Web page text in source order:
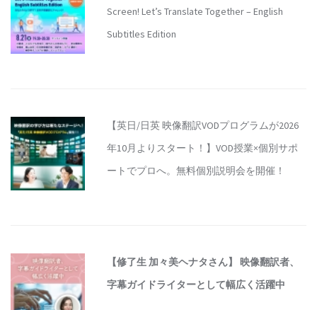
Screen! Let’s Translate Together – English
Subtitles Edition
【英日/日英 映像翻訳VODプログラムが2026
年10月よりスタート！】VOD授業×個別サポ
ートでプロへ。無料個別説明会を開催！
【修了生 加々美ヘナタさん】 映像翻訳者、
字幕ガイドライターとして幅広く活躍中